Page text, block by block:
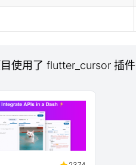
使用了 flutter_cursor 插件